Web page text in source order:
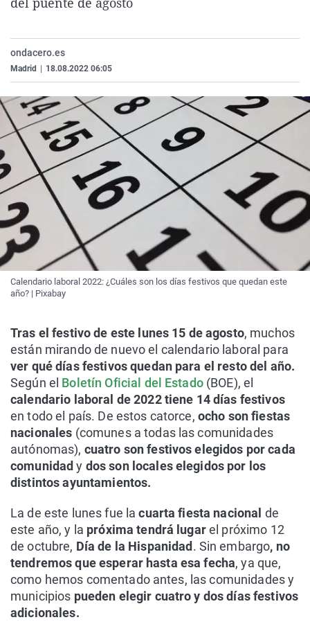
Gente viajera
Retornados
Operación Viuda
Galicia
Navarra
País Vasco
Televisión
ondacero.es
Madrid 18.08.2022 06:05
Calendario laboral 2022: ¿Cuáles son los días festivos que quedan este
año? | Pixabay
Tras el festivo de este lunes 15 de agosto, muchos
están mirando de nuevo el calendario laboral para
ver qué días festivos quedan para el resto del año.
Según el Boletín Oficial del Estado (BOE), el
calendario laboral de 2022 tiene 14 días festivos
en todo el país. De estos catorce, ocho son fiestas
nacionales (comunes a todas las comunidades
autónomas), cuatro son festivos elegidos por cada
comunidad y dos son locales elegidos por los
distintos ayuntamientos.
La de este lunes fue lacuarta fiesta nacional de
este año, y la próxima tendrá lugarel próximo 12
de octubre, Día de la Hispanidad . Sin embargo, no
tendremos que esperar hasta esa fecha, ya que,
como hemos comentado antes, las comunidades y
municipios pueden elegir cuatro y dos días festivos
adicionales.